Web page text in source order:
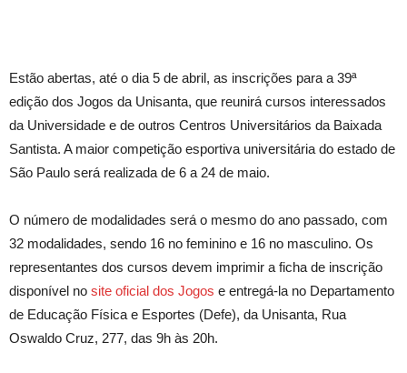
Estão abertas, até o dia 5 de abril, as inscrições para a 39ª
edição dos Jogos da Unisanta, que reunirá cursos interessados
da Universidade e de outros Centros Universitários da Baixada
Santista. A maior competição esportiva universitária do estado de
São Paulo será realizada de 6 a 24 de maio.
O número de modalidades será o mesmo do ano passado, com
32 modalidades, sendo 16 no feminino e 16 no masculino. Os
representantes dos cursos devem imprimir a ficha de inscrição
disponível no site oficial dos Jogos e entregá-la no Departamento
de Educação Física e Esportes (Defe), da Unisanta, Rua
Oswaldo Cruz, 277, das 9h às 20h.